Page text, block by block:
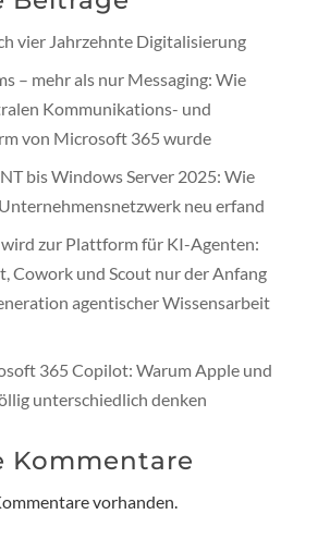
vier Jahrzehnte Digitalisierung
– mehr als nur Messaging: Wie
Kommunikations- und
von Microsoft 365 wurde
bis Windows Server 2025: Wie
neu erfand
zur Plattform für KI-Agenten:
Cowork und Scout nur der Anfang
agentischer Wissensarbeit
365 Copilot: Warum Apple und
unterschiedlich denken
Kommentare
vorhanden.